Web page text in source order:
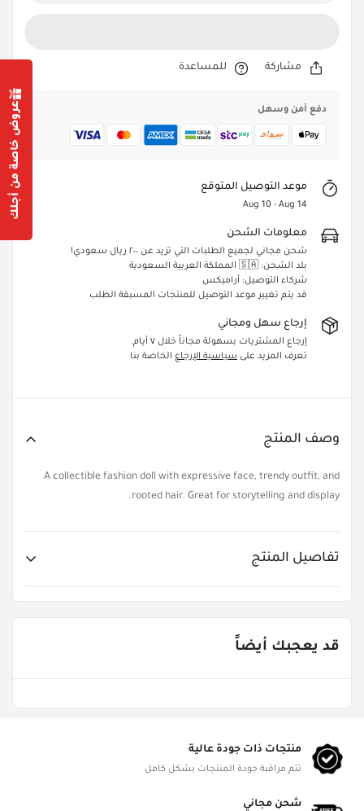
مشاركة للمساعدة
دفع آمن وسهل
موعد التوصيل المتوقع
Aug 10 - Aug 14
معلومات الشحن
شحن مجاني لجميع الطلبات التي تزيد عن ٢٠٠ ريال سعودي!
بلد الشحن: 🇸🇦 المملكة العربية السعودية
شركاء التوصيل: أراميكس
قد يتم تغيير موعد التوصيل للمنتجات المسبقة الطلب
إرجاع سهل ومجاني
إرجاع المشتريات بسهولة مجاناً خلال ٧ أيام.
تعرف المزيد على سياسية الإرجاع الخاصة بنا
وصف المنتج
A collectible fashion doll with expressive face, trendy outfit, and
rooted hair. Great for storytelling and display.
تفاصيل المنتج
L 30cm, W cm, H cm
Battery Status
قد يعجبك أيضاً
منتجات ذات جودة عالية
تتم مراقبة جودة المنتجات بشكل كامل
شحن مجاني
Confirm your age
Are you 18 years old or older? عروض خاصة من أجلك